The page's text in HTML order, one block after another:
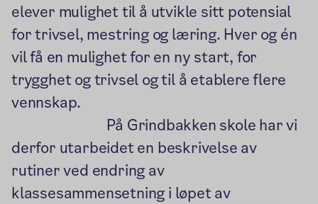
elever mulighet til å utvikle sitt potensial
for trivsel, mestring og læring. Hver og én
vil få en mulighet for en ny start, for
trygghet og trivsel og til å etablere flere
vennskap.
På Grindbakken skole har vi
derfor utarbeidet en beskrivelse av
rutiner ved endring av
klassesammensetning i løpet av